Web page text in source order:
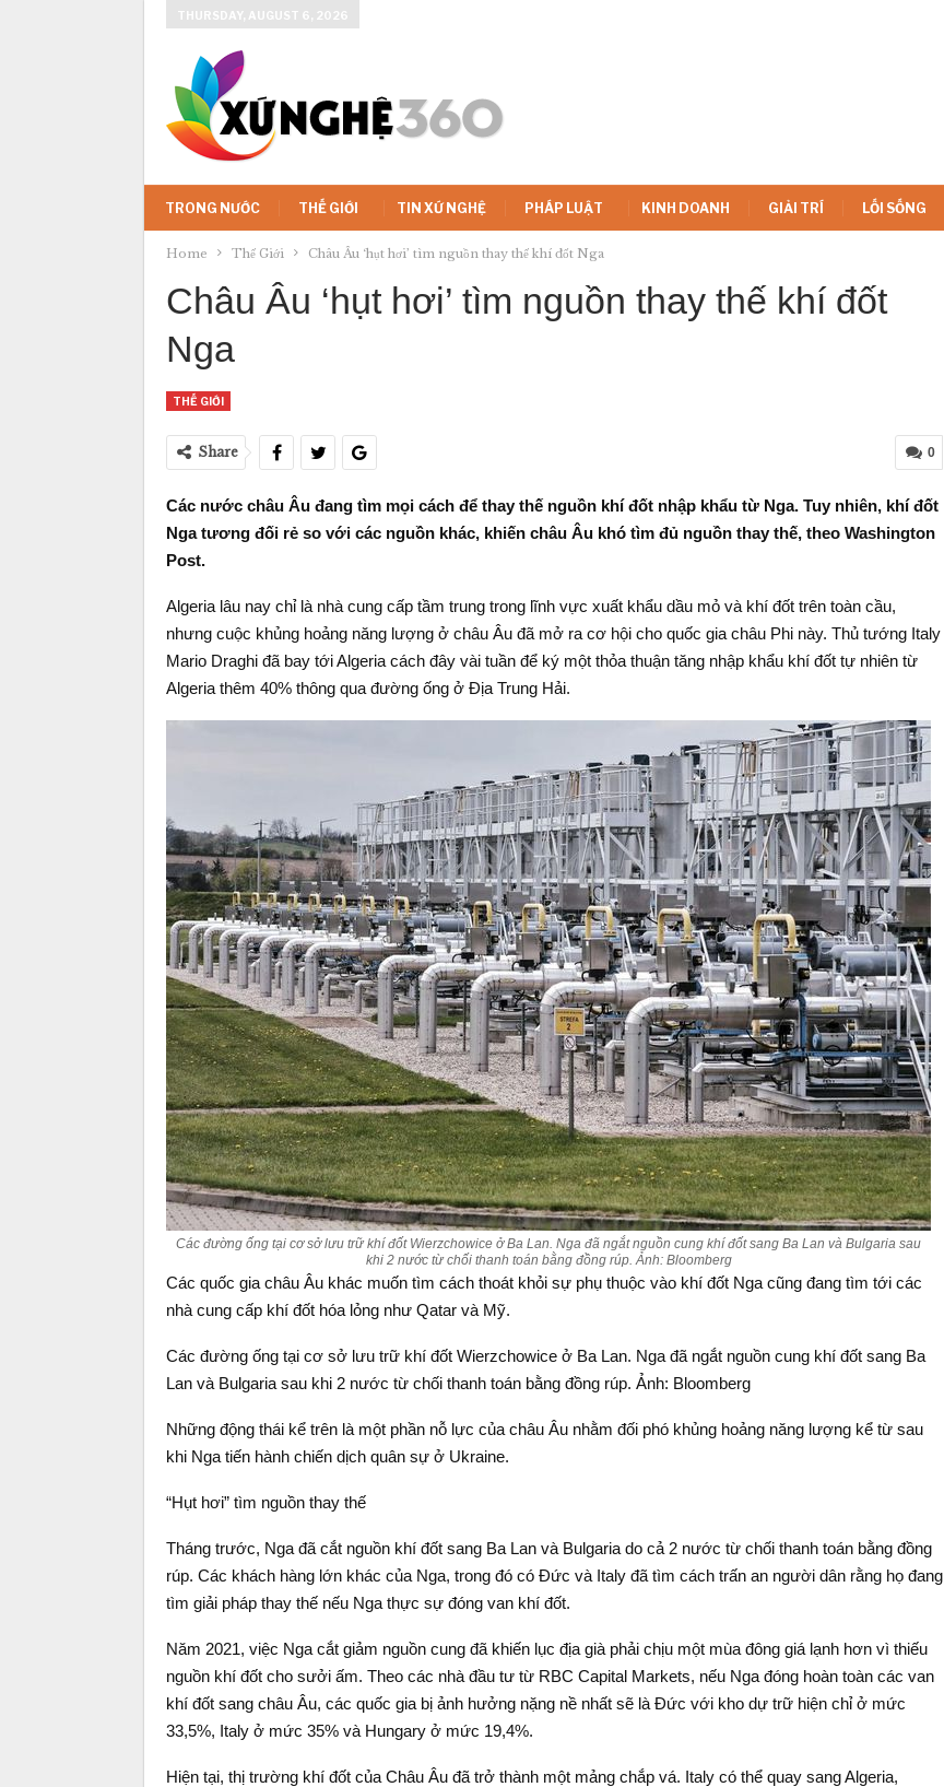
THURSDAY, AUGUST 6, 2026
TRONG NƯỚC THẾ GIỚI TIN XỨ NGHỆ PHÁP LUẬT KINH DOANH GIẢI TRÍ LỐI SỐNG
Home Thế Giới Châu Âu ‘hụt hơi’ tìm nguồn thay thế khí đốt Nga
Châu Âu ‘hụt hơi’ tìm nguồn thay thế khí đốt
Nga
THẾ GIỚI
0
Share
Các nước châu Âu đang tìm mọi cách để thay thế nguồn khí đốt nhập khẩu từ Nga. Tuy nhiên, khí đốt
Nga tương đối rẻ so với các nguồn khác, khiến châu Âu khó tìm đủ nguồn thay thế, theo Washington
Post.
Algeria lâu nay chỉ là nhà cung cấp tầm trung trong lĩnh vực xuất khẩu dầu mỏ và khí đốt trên toàn cầu,
nhưng cuộc khủng hoảng năng lượng ở châu Âu đã mở ra cơ hội cho quốc gia châu Phi này. Thủ tướng Italy
Mario Draghi đã bay tới Algeria cách đây vài tuần để ký một thỏa thuận tăng nhập khẩu khí đốt tự nhiên từ
Algeria thêm 40% thông qua đường ống ở Địa Trung Hải.
Các đường ống tại cơ sở lưu trữ khí đốt Wierzchowice ở Ba Lan. Nga đã ngắt nguồn cung khí đốt sang Ba Lan và Bulgaria sau
khi 2 nước từ chối thanh toán bằng đồng rúp. Ảnh: Bloomberg
Các quốc gia châu Âu khác muốn tìm cách thoát khỏi sự phụ thuộc vào khí đốt Nga cũng đang tìm tới các
nhà cung cấp khí đốt hóa lỏng như Qatar và Mỹ.
Các đường ống tại cơ sở lưu trữ khí đốt Wierzchowice ở Ba Lan. Nga đã ngắt nguồn cung khí đốt sang Ba
Lan và Bulgaria sau khi 2 nước từ chối thanh toán bằng đồng rúp. Ảnh: Bloomberg
Những động thái kể trên là một phần nỗ lực của châu Âu nhằm đối phó khủng hoảng năng lượng kể từ sau
khi Nga tiến hành chiến dịch quân sự ở Ukraine.
“Hụt hơi” tìm nguồn thay thế
Tháng trước, Nga đã cắt nguồn khí đốt sang Ba Lan và Bulgaria do cả 2 nước từ chối thanh toán bằng đồng
rúp. Các khách hàng lớn khác của Nga, trong đó có Đức và Italy đã tìm cách trấn an người dân rằng họ đang
tìm giải pháp thay thế nếu Nga thực sự đóng van khí đốt.
Năm 2021, việc Nga cắt giảm nguồn cung đã khiến lục địa già phải chịu một mùa đông giá lạnh hơn vì thiếu
nguồn khí đốt cho sưởi ấm. Theo các nhà đầu tư từ RBC Capital Markets, nếu Nga đóng hoàn toàn các van
khí đốt sang châu Âu, các quốc gia bị ảnh hưởng nặng nề nhất sẽ là Đức với kho dự trữ hiện chỉ ở mức
33,5%, Italy ở mức 35% và Hungary ở mức 19,4%.
Hiện tại, thị trường khí đốt của Châu Âu đã trở thành một mảng chắp vá. Italy có thể quay sang Algeria,